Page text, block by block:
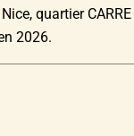
quartier CARRE
2026.